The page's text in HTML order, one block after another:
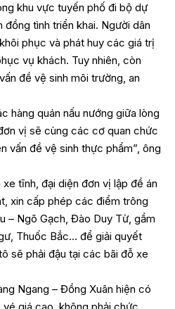
khu vực tuyến phố đi bộ dự
đồng tình triển khai. Người dân
phục và phát huy các giá trị
vụ khách. Tuy nhiên, còn
đề vệ sinh môi trường, an
hàng quán nấu nướng giữa lòng
vị sẽ cùng các cơ quan chức
vấn đề vệ sinh thực phẩm”, ông
tĩnh, đại diện đơn vị lập đề án
xin cấp phép các điểm trông
– Ngõ Gạch, Đào Duy Từ, gầm
Thuốc Bắc… để giải quyết
sẽ phải đậu tại các bãi đỗ xe
Ngang – Đồng Xuân hiện có